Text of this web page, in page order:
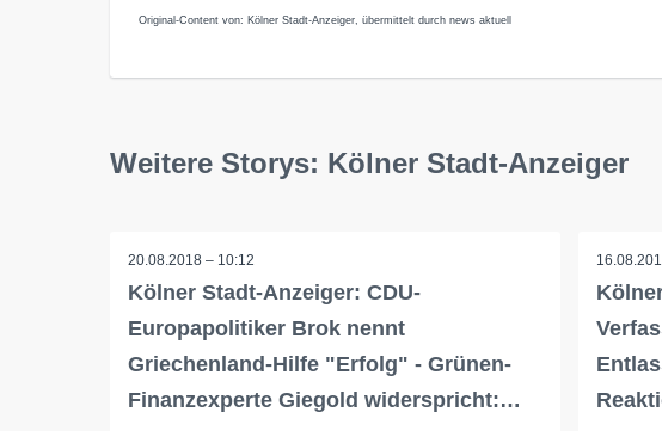
Original-Content von: Kölner Stadt-Anzeiger, übermittelt durch news aktuell
Weitere Storys: Kölner Stadt-Anzeiger
20.08.2018 – 10:12
Kölner Stadt-Anzeiger: CDU-
Europapolitiker Brok nennt
Griechenland-Hilfe "Erfolg" - Grünen-
Finanzexperte Giegold widerspricht:…